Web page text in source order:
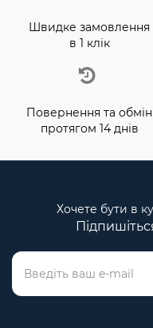
Швидке замовлення
в 1 клік
Повернення та обмін
протягом 14 днів
Хочете бути в